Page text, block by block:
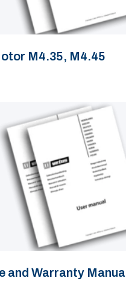
M4.35, M4.45
and Warranty Manual